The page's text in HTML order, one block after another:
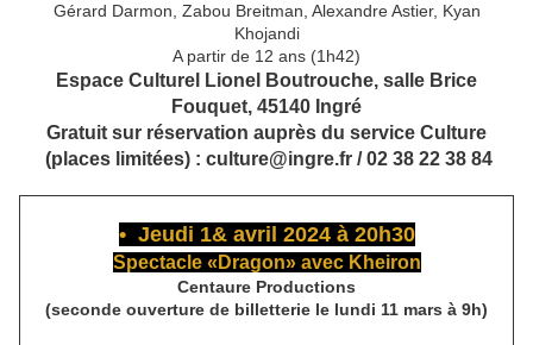
Gérard Darmon, Zabou Breitman, Alexandre Astier, Kyan
Khojandi
A partir de 12 ans (1h42)
Espace Culturel Lionel Boutrouche, salle Brice
Fouquet, 45140 Ingré
Gratuit sur réservation auprès du service Culture
(places limitées) : culture@ingre.fr / 02 38 22 38 84
• Jeudi 1& avril 2024 à 20h30
Spectacle «Dragon» avec Kheiron
Centaure Productions
(seconde ouverture de billetterie le lundi 11 mars à 9h)